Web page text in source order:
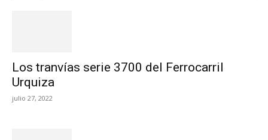
Los tranvías serie 3700 del Ferrocarril
Urquiza
julio 27, 2022